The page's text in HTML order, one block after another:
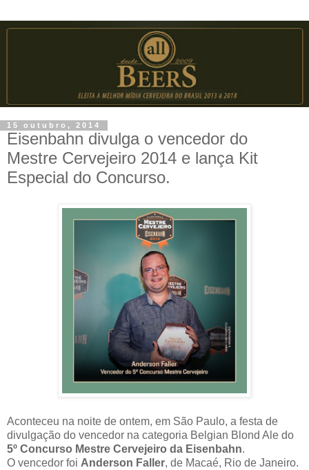
15 outubro, 2014
Eisenbahn divulga o vencedor do
Mestre Cervejeiro 2014 e lança Kit
Especial do Concurso.
Aconteceu na noite de ontem, em São Paulo, a festa de
divulgação do vencedor na categoria Belgian Blond Ale do
5º Concurso Mestre Cervejeiro da Eisenbahn.
O vencedor foi Anderson Faller, de Macaé, Rio de Janeiro.